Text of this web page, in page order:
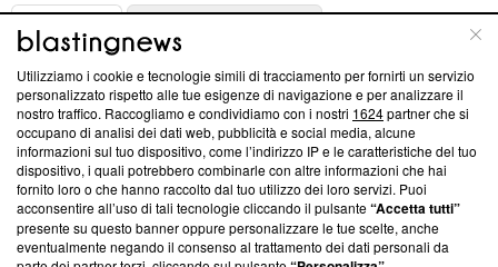
ABOUT
Questa sezione offre informazioni trasparenti su Blasting
News, sui nostri processi editoriali e su come ci impegniamo a
creare news di qualità. Inoltre, afferma la nostra aderenza a
‘Trust Project - News with Integrity’Blasting News non è
ancora membro del programma, ma ha richiesto di farne
parte; Trust Project non ha ancora effettuato una verifica di
conformità agli standard.
Utilizziamo i cookie e tecnologie simili di tracciamento per fornirti un servizio
personalizzato rispetto alle tue esigenze di navigazione e per analizzare il
nostro traffico. Raccogliamo e condividiamo con i nostri 1624partner che si
occupano di analisi dei dati web, pubblicità e social media, alcune
informazioni sul tuo dispositivo, come l’indirizzo IP e le caratteristiche del tuo
dispositivo, i quali potrebbero combinarle con altre informazioni che hai
fornito loro o che hanno raccolto dal tuo utilizzo dei loro servizi. Puoi
acconsentire all’uso di tali tecnologie cliccando il pulsante“Accetta tutti”
presente su questo banner oppure personalizzare le tue scelte, anche
eventualmente negando il consenso al trattamento dei dati personali da